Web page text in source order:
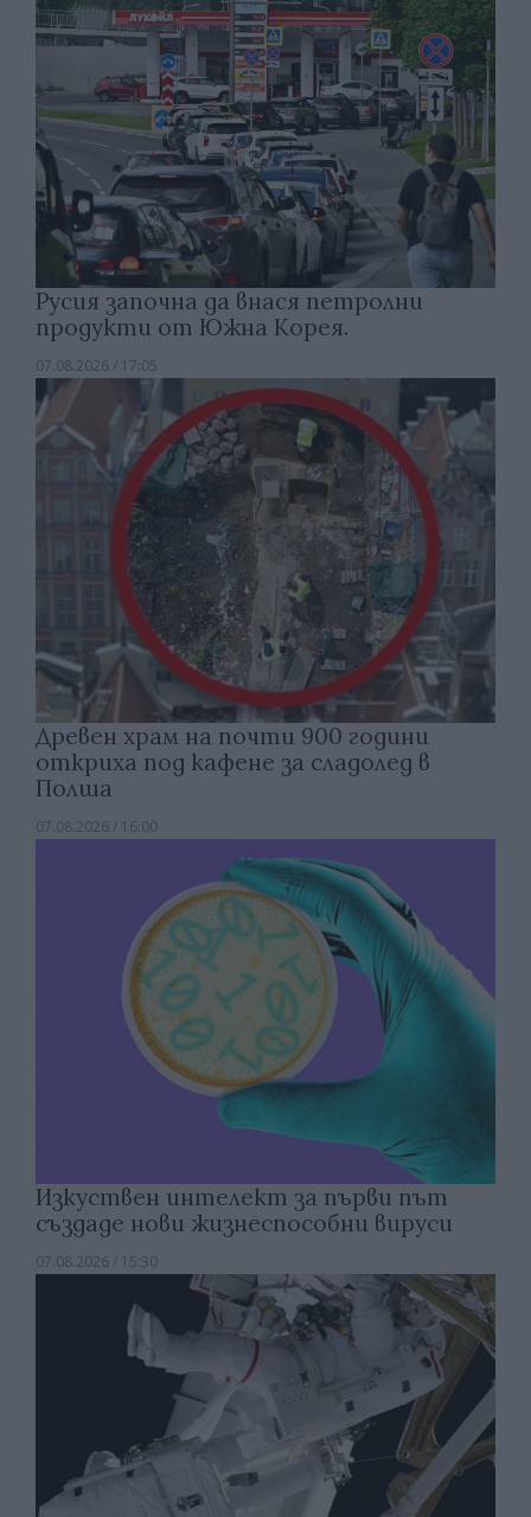
Русия започна да внася петролни
продукти от Южна Корея.
07.08.2026 / 17:05
Древен храм на почти 900 години
откриха под кафене за сладолед в
Полша
07.08.2026 / 16:00
Изкуствен интелект за първи път
създаде нови жизнеспособни вируси
07.08.2026 / 15:30